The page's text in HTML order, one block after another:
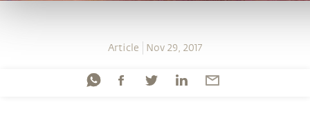
Article Nov 29, 2017